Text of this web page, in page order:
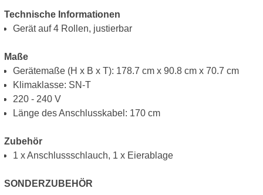
Technische Informationen
Gerät auf 4 Rollen, justierbar
Maße
Gerätemaße (H x B x T): 178.7 cm x 90.8 cm x 70.7 cm
Klimaklasse: SN-T
220 - 240 V
Länge des Anschlusskabel: 170 cm
Zubehör
1 x Anschlussschlauch, 1 x Eierablage
SONDERZUBEHÖR